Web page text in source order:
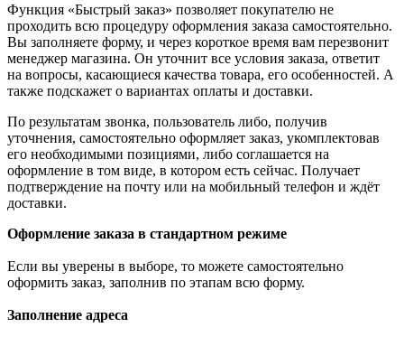
Функция «Быстрый заказ» позволяет покупателю не
проходить всю процедуру оформления заказа самостоятельно.
Вы заполняете форму, и через короткое время вам перезвонит
менеджер магазина. Он уточнит все условия заказа, ответит
на вопросы, касающиеся качества товара, его особенностей. А
также подскажет о вариантах оплаты и доставки.
По результатам звонка, пользователь либо, получив
уточнения, самостоятельно оформляет заказ, укомплектовав
его необходимыми позициями, либо соглашается на
оформление в том виде, в котором есть сейчас. Получает
подтверждение на почту или на мобильный телефон и ждёт
доставки.
Оформление заказа в стандартном режиме
Если вы уверены в выборе, то можете самостоятельно
оформить заказ, заполнив по этапам всю форму.
Заполнение адреса